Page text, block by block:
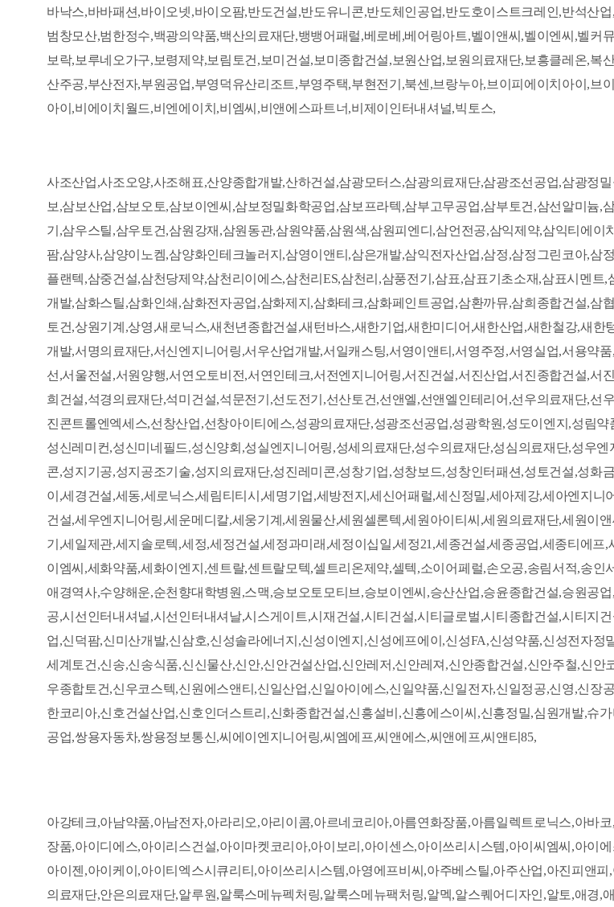
바낙스,바바패션,바이오넷,바이오팜,반도건설,반도유니콘,반도체인공업,반도호이스트크레인,반석산
범창모산,범한정수,백광의약품,백산의료재단,뱅뱅어패럴,베로베,베어링아트,벨이앤씨,벨이엔씨,벨
보락,보루네오가구,보령제약,보림토건,보미건설,보미종합건설,보원산업,보원의료재단,보흥클레온,
산주공,부산전자,부원공업,부영덕유산리조트,부영주택,부현전기,북센,브랑누아,브이피에이치아이,브
아이,비에이치월드,비엔에이치,비엠씨,비앤에스파트너,비제이인터내셔널,빅토스,
사조산업,사조오양,사조해표,산양종합개발,산하건설,삼광모터스,삼광의료재단,삼광조선공업,삼광정
보,삼보산업,삼보오토,삼보이엔씨,삼보정밀화학공업,삼보프라텍,삼부고무공업,삼부토건,삼선알미늄
기,삼우스틸,삼우토건,삼원강재,삼원동관,삼원약품,삼원색,삼원피엔디,삼언전공,삼익제약,삼익티에
팜,삼양사,삼양이노켐,삼양화인테크놀러지,삼영이앤티,삼은개발,삼익전자산업,삼정,삼정그린코아,삼
플랜텍,삼중건설,삼천당제약,삼천리이에스,삼천리ES,삼천리,삼풍전기,삼표,삼표기초소재,삼표시멘
개발,삼화스틸,삼화인쇄,삼화전자공업,삼화제지,삼화테크,삼화페인트공업,삼환까뮤,삼희종합건설,
토건,상원기계,상영,새로닉스,새천년종합건설,새턴바스,새한기업,새한미디어,새한산업,새한철강,새
개발,서명의료재단,서신엔지니어링,서우산업개발,서일캐스팅,서영이앤티,서영주정,서영실업,서용약
선,서울전설,서원양행,서연오토비전,서연인테크,서전엔지니어링,서진건설,서진산업,서진종합건설,
희건설,석경의료재단,석미건설,석문전기,선도전기,선산토건,선앤엘,선앤엘인테리어,선우의료재단,
진콘트롤엔엑세스,선창산업,선창아이티에스,성광의료재단,성광조선공업,성광학원,성도이엔지,성림
성신레미컨,성신미네필드,성신양회,성실엔지니어링,성세의료재단,성수의료재단,성심의료재단,성우
콘,성지기공,성지공조기술,성지의료재단,성진레미콘,성창기업,성창보드,성창인터패션,성토건설,성화
이,세경건설,세동,세로닉스,세림티티시,세명기업,세방전지,세신어패럴,세신정밀,세아제강,세아엔지
건설,세우엔지니어링,세운메디칼,세웅기계,세원물산,세원셀론텍,세원아이티씨,세원의료재단,세원이
기,세일제관,세지솔로텍,세정,세정건설,세정과미래,세정이십일,세정21,세종건설,세종공업,세종티에
이엠씨,세화약품,세화이엔지,센트랄,센트랄모텍,셀트리온제약,셀텍,소이어페럴,손오공,송림서적,송
애경역사,수양해운,순천향대학병원,스맥,승보오토모티브,승보이엔씨,승산산업,승윤종합건설,승원공
공,시선인터내셔널,시선인터내셔날,시스게이트,시재건설,시티건설,시티글로벌,시티종합건설,시티지
업,신덕팜,신미산개발,신삼호,신성솔라에너지,신성이엔지,신성에프에이,신성FA,신성약품,신성전자
세계토건,신송,신송식품,신신물산,신안,신안건설산업,신안레저,신안레져,신안종합건설,신안주철,신
우종합토건,신우코스텍,신원에스앤티,신일산업,신일아이에스,신일약품,신일전자,신일정공,신영,신장
한코리아,신호건설산업,신호인더스트리,신화종합건설,신흥설비,신흥에스이씨,신흥정밀,심원개발,슈
공업,쌍용자동차,쌍용정보통신,씨에이엔지니어링,씨엠에프,씨앤에스,씨앤에프,씨앤티85,
아강테크,아남약품,아남전자,아라리오,아리이콤,아르네코리아,아름연화장품,아름일렉트로닉스,아바
장품,아이디에스,아이리스건설,아이마켓코리아,아이보리,아이센스,아이쓰리시스템,아이씨엠씨,아이
아이젠,아이케이,아이티엑스시큐리티,아이쓰리시스템,아영에프비씨,아주베스틸,아주산업,아진피앤
의료재단,안은의료재단,알루원,알룩스메뉴펙처링,알룩스메뉴팩처링,알멕,알스퀘어디자인,알토,애경